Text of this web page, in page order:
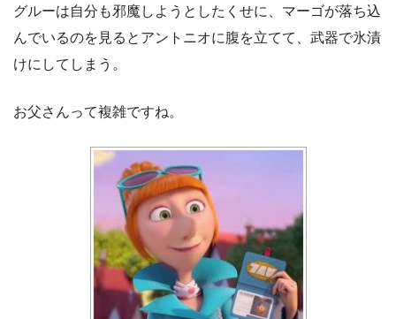
グルーは自分も邪魔しようとしたくせに、マーゴが落ち込
んでいるのを見るとアントニオに腹を立てて、武器で氷漬
けにしてしまう。
お父さんって複雑ですね。